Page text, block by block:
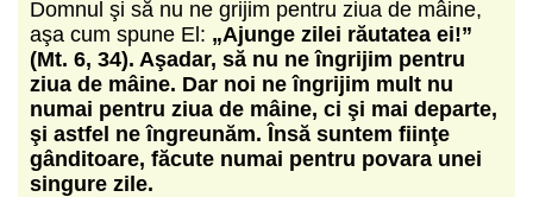
Domnul şi să nu ne grijim pentru ziua de mâine,
aşa cum spune El: „Ajunge zilei răutatea ei!”
(Mt. 6, 34). Aşadar, să nu ne îngrijim pentru
ziua de mâine. Dar noi ne îngrijim mult nu
numai pentru ziua de mâine, ci şi mai departe,
şi astfel ne îngreunăm. Însă suntem fiinţe
gânditoare, făcute numai pentru povara unei
singure zile.